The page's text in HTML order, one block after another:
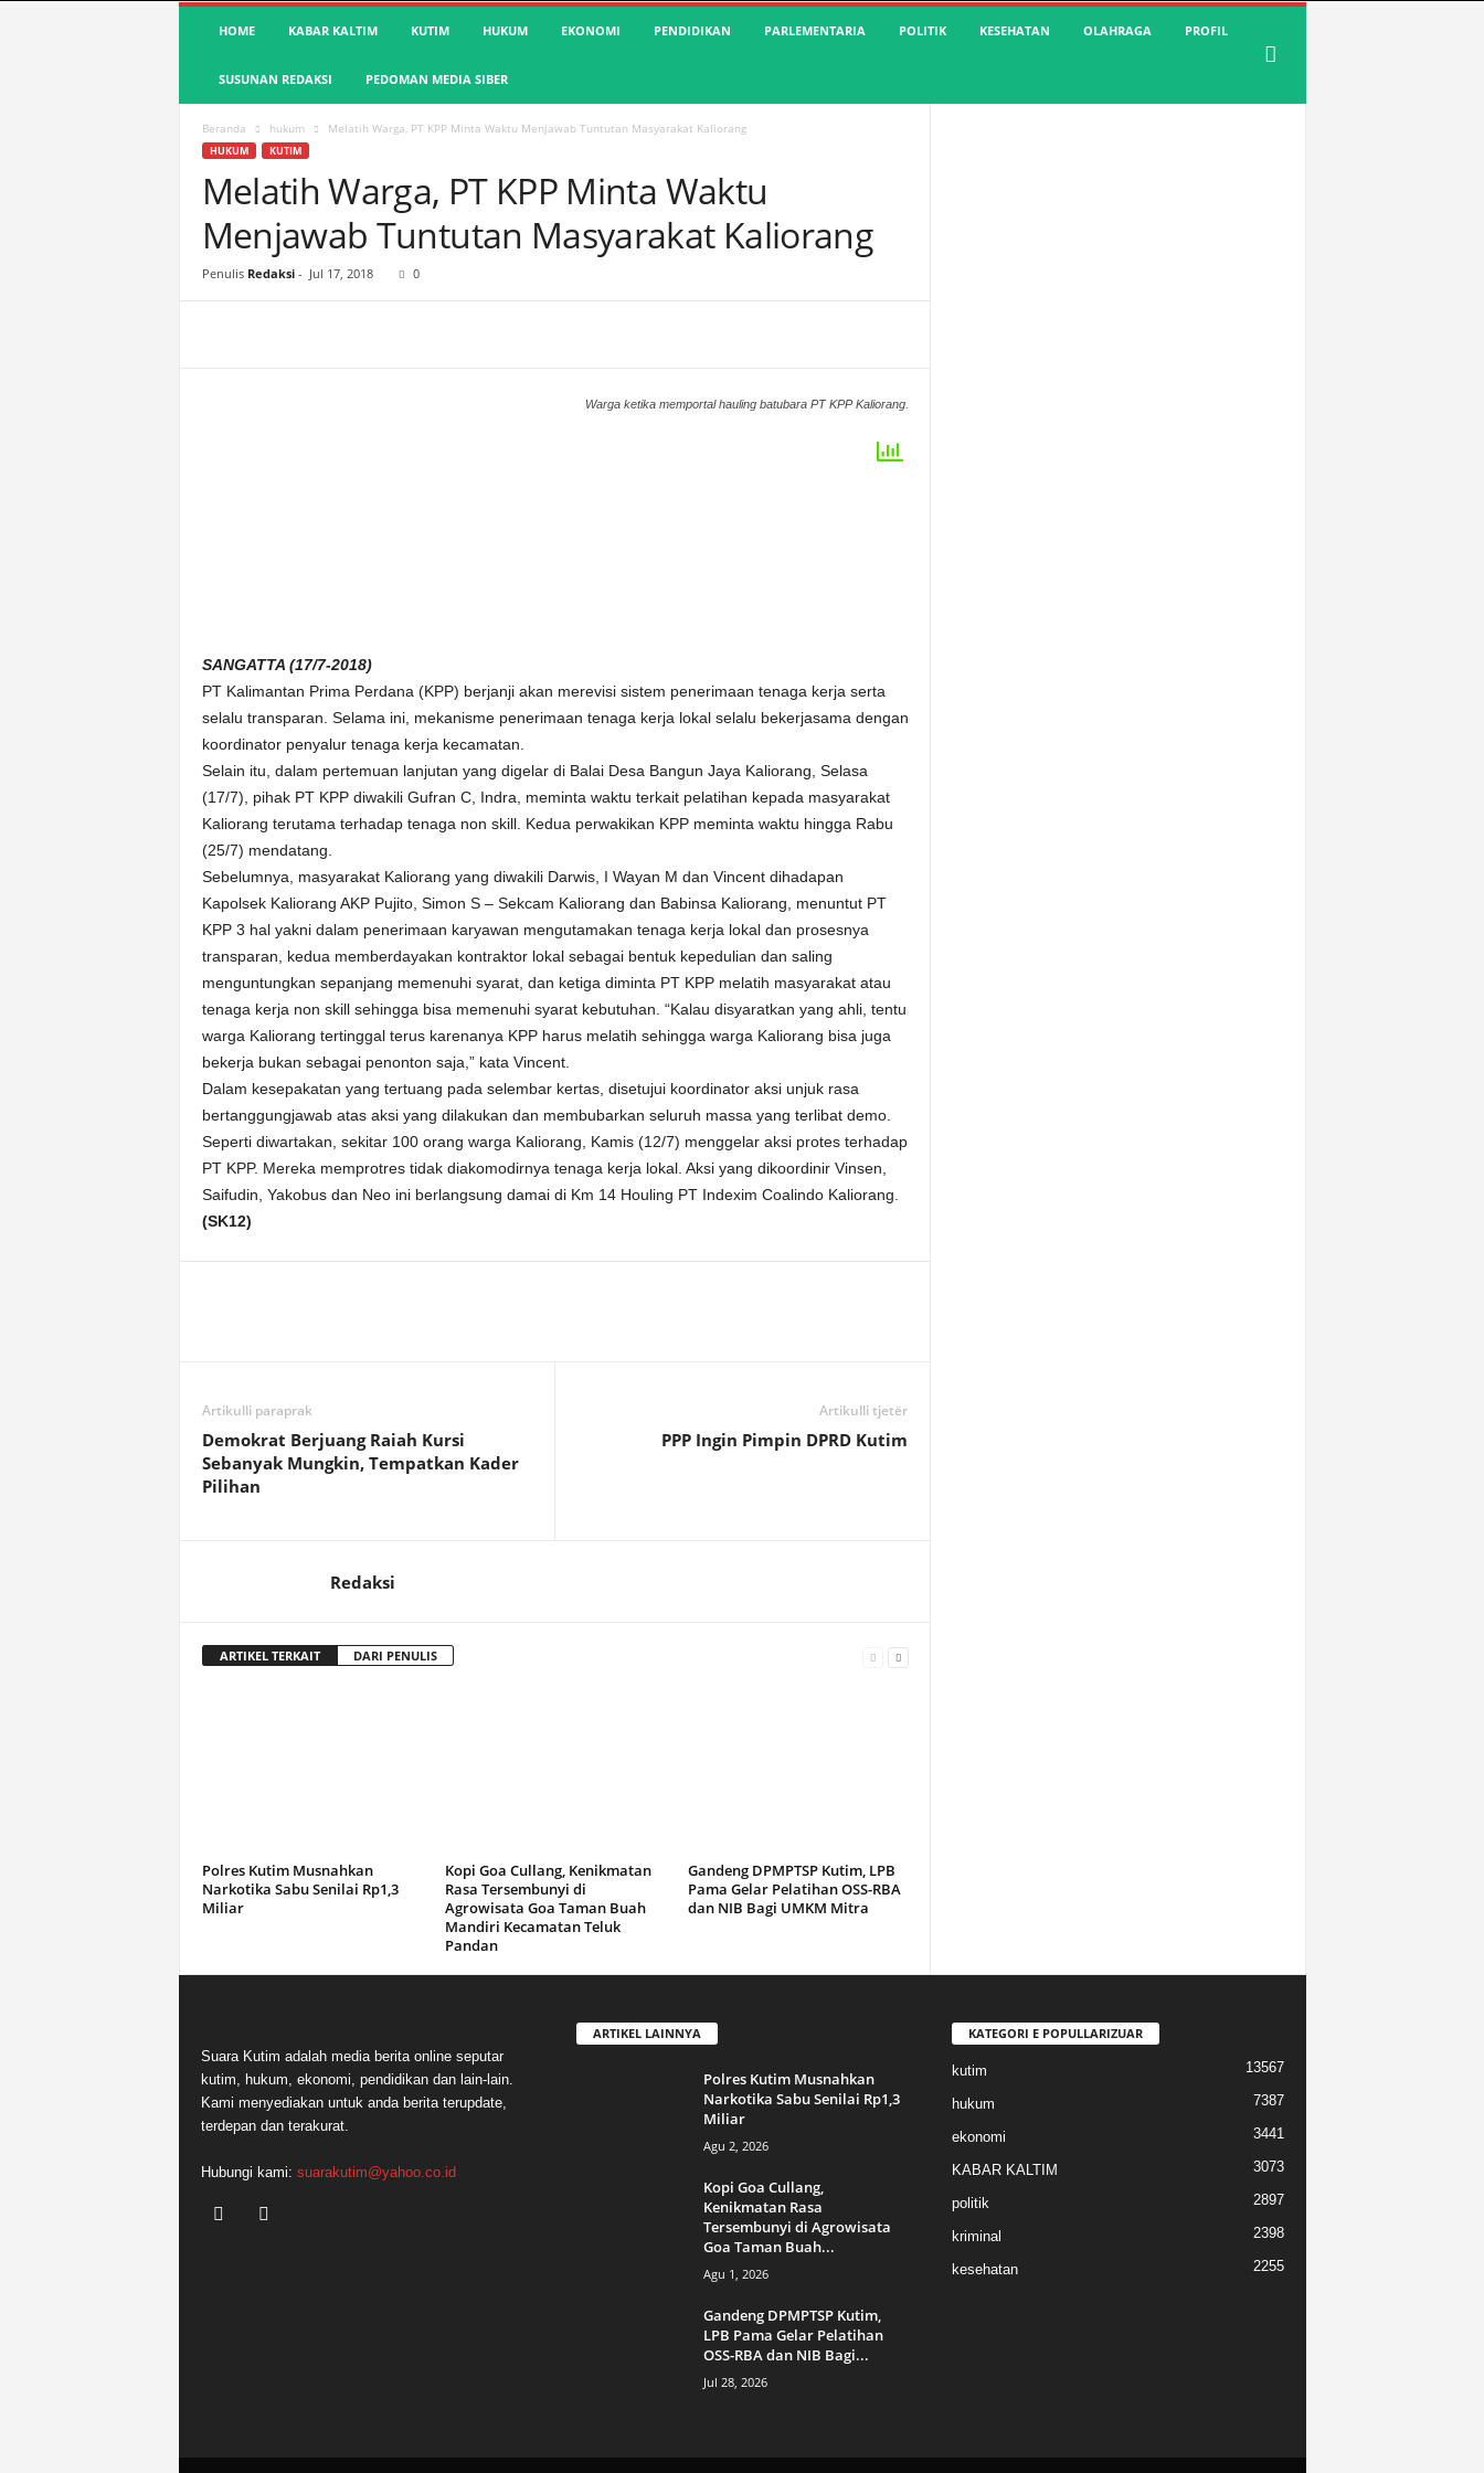
S
a
HOME KABAR KALTIM KUTIM HUKUM EKONOMI PENDIDIKAN PARLEMENTARIA POLITIK KESEHATAN OLAHRAGA PROFIL
SUSUNAN REDAKSI PEDOMAN MEDIA SIBER
Beranda hukum Melatih Warga, PT KPP Minta Waktu Menjawab Tuntutan Masyarakat Kaliorang
HUKUM KUTIM
Melatih Warga, PT KPP Minta Waktu
Menjawab Tuntutan Masyarakat Kaliorang
Penulis Redaksi- Jul 17, 2018 0
Warga ketika memportal hauling batubara PT KPP Kaliorang.
SANGATTA (17/7-2018)
PT Kalimantan Prima Perdana (KPP) berjanji akan merevisi sistem penerimaan tenaga kerja serta
selalu transparan. Selama ini, mekanisme penerimaan tenaga kerja lokal selalu bekerjasama dengan
koordinator penyalur tenaga kerja kecamatan.
Selain itu, dalam pertemuan lanjutan yang digelar di Balai Desa Bangun Jaya Kaliorang, Selasa
(17/7), pihak PT KPP diwakili Gufran C, Indra, meminta waktu terkait pelatihan kepada masyarakat
Kaliorang terutama terhadap tenaga non skill. Kedua perwakikan KPP meminta waktu hingga Rabu
(25/7) mendatang.
Sebelumnya, masyarakat Kaliorang yang diwakili Darwis, I Wayan M dan Vincent dihadapan
Kapolsek Kaliorang AKP Pujito, Simon S – Sekcam Kaliorang dan Babinsa Kaliorang, menuntut PT
KPP 3 hal yakni dalam penerimaan karyawan mengutamakan tenaga kerja lokal dan prosesnya
transparan, kedua memberdayakan kontraktor lokal sebagai bentuk kepedulian dan saling
menguntungkan sepanjang memenuhi syarat, dan ketiga diminta PT KPP melatih masyarakat atau
tenaga kerja non skill sehingga bisa memenuhi syarat kebutuhan. “Kalau disyaratkan yang ahli, tentu
warga Kaliorang tertinggal terus karenanya KPP harus melatih sehingga warga Kaliorang bisa juga
bekerja bukan sebagai penonton saja,” kata Vincent.
Dalam kesepakatan yang tertuang pada selembar kertas, disetujui koordinator aksi unjuk rasa
bertanggungjawab atas aksi yang dilakukan dan membubarkan seluruh massa yang terlibat demo.
Seperti diwartakan, sekitar 100 orang warga Kaliorang, Kamis (12/7) menggelar aksi protes terhadap
PT KPP. Mereka memprotres tidak diakomodirnya tenaga kerja lokal. Aksi yang dikoordinir Vinsen,
Saifudin, Yakobus dan Neo ini berlangsung damai di Km 14 Houling PT Indexim Coalindo Kaliorang.
(SK12)
Artikulli paraprak
Demokrat Berjuang Raiah Kursi
Sebanyak Mungkin, Tempatkan Kader
Pilihan
Artikulli tjetër
PPP Ingin Pimpin DPRD Kutim
Redaksi
ARTIKEL TERKAIT DARI PENULIS
Polres Kutim Musnahkan
Narkotika Sabu Senilai Rp1,3
Miliar
Kopi Goa Cullang, Kenikmatan
Rasa Tersembunyi di
Agrowisata Goa Taman Buah
Mandiri Kecamatan Teluk
Pandan
Gandeng DPMPTSP Kutim, LPB
Pama Gelar Pelatihan OSS-RBA
dan NIB Bagi UMKM Mitra
Suara Kutim adalah media berita online seputar
kutim, hukum, ekonomi, pendidikan dan lain-lain.
Kami menyediakan untuk anda berita terupdate,
terdepan dan terakurat.
Hubungi kami: suarakutim@yahoo.co.id
ARTIKEL LAINNYA
Polres Kutim Musnahkan
Narkotika Sabu Senilai Rp1,3
Miliar
Agu 2, 2026
Kopi Goa Cullang,
Kenikmatan Rasa
Tersembunyi di Agrowisata
Goa Taman Buah...
Agu 1, 2026
Gandeng DPMPTSP Kutim,
LPB Pama Gelar Pelatihan
OSS-RBA dan NIB Bagi...
Jul 28, 2026
KATEGORI E POPULLARIZUAR
kutim 13567
hukum 7387
ekonomi 3441
KABAR KALTIM 3073
politik 2897
kriminal 2398
kesehatan 2255